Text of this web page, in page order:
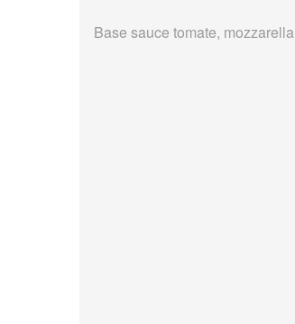
Base sauce tomate, mozzarella